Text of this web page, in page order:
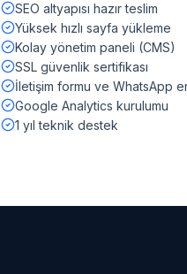
SEO altyapısı hazır teslim
Yüksek hızlı sayfa yükleme
Kolay yönetim paneli (CMS)
SSL güvenlik sertifikası
İletişim formu ve WhatsApp
Google Analytics kurulumu
1 yıl teknik destek